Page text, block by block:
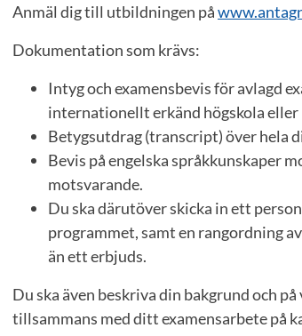
Anmäl dig till utbildningen på
Dokumentation som krävs:
Intyg och examensbevis för avlagd
internationellt erkänd högskola
Betygsutdrag (transcript) över hela
Bevis på engelska språkkunskaper
motsvarande.
Du ska därutöver skicka in ett
programmet, samt en rangordning
än ett erbjuds.
Du ska även beskriva din bakgrund och
tillsammans med ditt examensarbete